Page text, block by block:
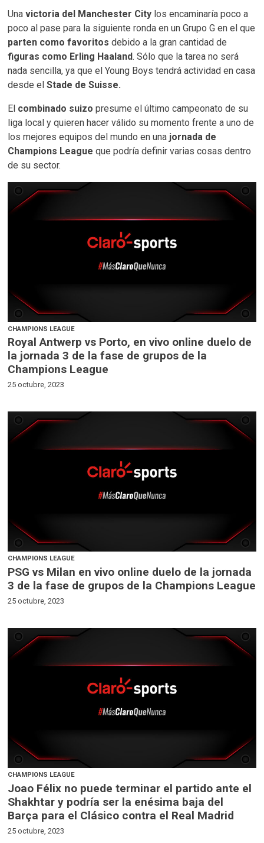
Unavictoria del Manchester City los encaminaría poco a
poco al pase para la siguiente ronda en un Grupo G en el que
parten como favoritosdebido a la gran cantidad de
figuras como Erling Haaland. Sólo que la tarea no será
nada sencilla, ya que el Young Boys tendrá actividad en casa
desde elStade de Suisse.
El combinado suizo presume el último campeonato de su
liga local y quieren hacer válido su momento frente a uno de
los mejores equipos del mundo en una jornada de
Champions Leagueque podría definir varias cosas dentro
de su sector.
CHAMPIONS LEAGUE
Royal Antwerp vs Porto, en vivo online duelo de
la jornada 3 de la fase de grupos de la
Champions League
25 octubre, 2023
CHAMPIONS LEAGUE
PSG vs Milan en vivo online duelo de la jornada
3 de la fase de grupos de la Champions League
25 octubre, 2023
CHAMPIONS LEAGUE
Joao Félix no puede terminar el partido ante el
Shakhtar y podría ser la enésima baja del
Barça para el Clásico contra el Real Madrid
25 octubre, 2023